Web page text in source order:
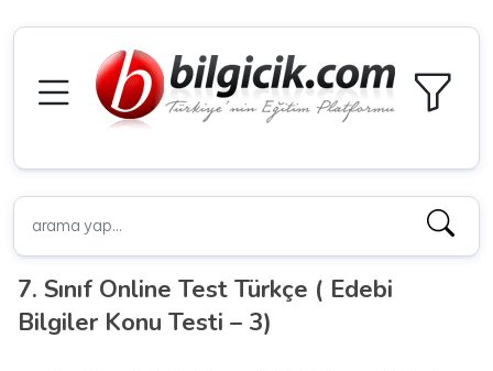
7. Sınıf Online Test Türkçe ( Edebi
Bilgiler Konu Testi – 3)